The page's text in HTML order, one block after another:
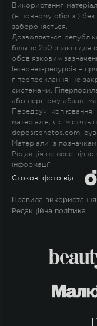
Використання
(в повному обсязі) без
забороняється.
Дозволяється
більше 250 знаків для
обов'язковим
Інтернет-ресурсів –
гіперпосилання, не
системами.
або першому абзаці
Передрук,
матеріалів, які
depositphotos.com,
Матеріали із
Редакція не несе
інформації.
Стокові фото від:
Правила
Редакційна політика